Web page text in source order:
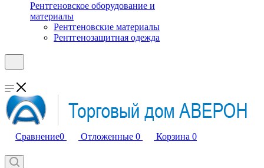
Рентгеновское оборудование и
материалы
Рентгеновские материалы
Рентгенозащитная одежда
Сравнение0 Отложенные 0 Корзина 0